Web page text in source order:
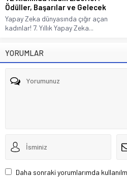
Ödüller, Başarılar ve Gelecek
Yapay Zeka dünyasında çığır açan
kadınlar! 7. Yıllık Yapay Zeka...
YORUMLAR
Daha sonraki yorumlarımda